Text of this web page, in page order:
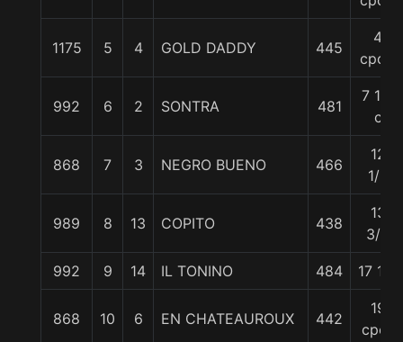
1175 5 4 GOLD DADDY 445
4
cpos.
992 6 2 SONTRA 481
7 1/2
c
868 7 3 NEGRO BUENO 466
12
1/2
989 8 13 COPITO 438
13
3/4
992 9 14 IL TONINO 484 17 1/2
868 10 6 EN CHATEAUROUX 442
19
cpos